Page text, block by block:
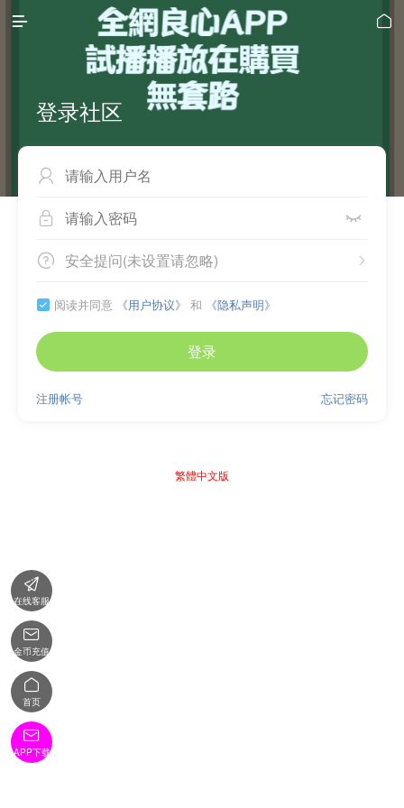
 
登录社区

 
 
安全提问(未设置请忽略)
 阅读并同意 《用户协议》 和 《隐私声明》
登录
忘记密码
注册帐号
繁體中文版

在线客服

金币充值

首页

APP下载